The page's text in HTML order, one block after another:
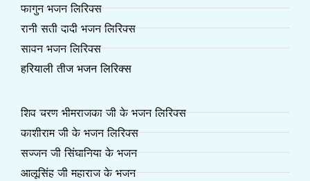
फागुन भजन लिरिक्स
रानी सती दादी भजन लिरिक्स
सावन भजन लिरिक्स
हरियाली तीज भजन लिरिक्स
शिव चरण भीमराजका जी के भजन लिरिक्स
काशीराम जी के भजन लिरिक्स
सज्जन जी सिंघानिया के भजन
आलूसिंह जी महाराज के भजन